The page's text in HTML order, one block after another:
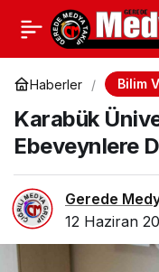
Haberler Bilim
Karabük
Ebeveynlere
Gerede
12 Haziran
Gerede’den 6 Ülke
Ortaklı Uluslararası
Projeler